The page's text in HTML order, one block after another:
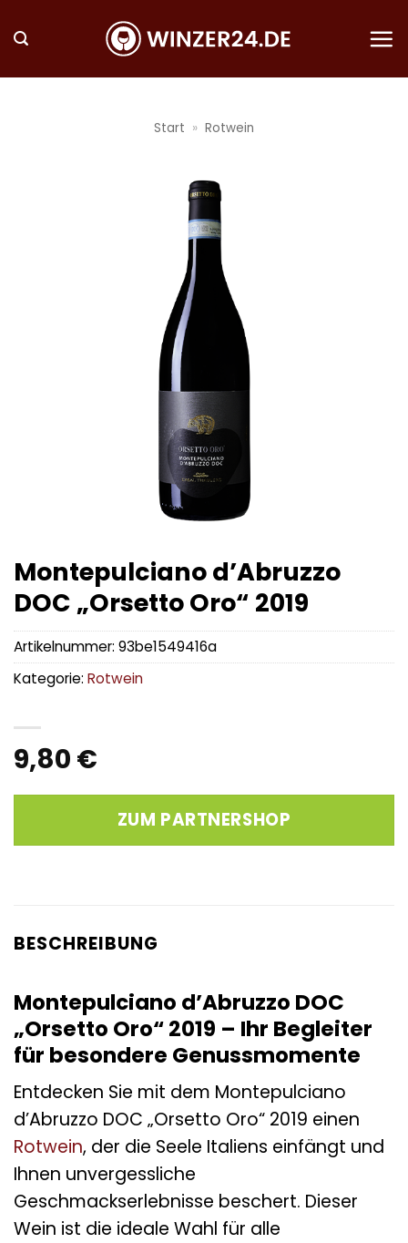
Inhalt
Start » Rotwein
Montepulciano d’Abruzzo
DOC „Orsetto Oro“ 2019
9,80 €
ZUM PARTNERSHOP
Artikelnummer: 93be1549416a
Kategorie: Rotwein
BESCHREIBUNG
Montepulciano d’Abruzzo DOC
„Orsetto Oro“ 2019 – Ihr Begleiter
für besondere Genussmomente
Entdecken Sie mit dem Montepulciano
d’Abruzzo DOC „Orsetto Oro“ 2019 einen
Rotwein, der die Seele Italiens einfängt und
Ihnen unvergessliche
Geschmackserlebnisse beschert. Dieser
Wein ist die ideale Wahl für alle